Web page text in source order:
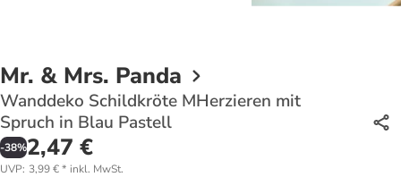
Mr. & Mrs. Panda
Wanddeko Schildkröte MHerzieren mit
Spruch in Blau Pastell
-38%2,47 €
UVP: 3,99 €* inkl. MwSt.